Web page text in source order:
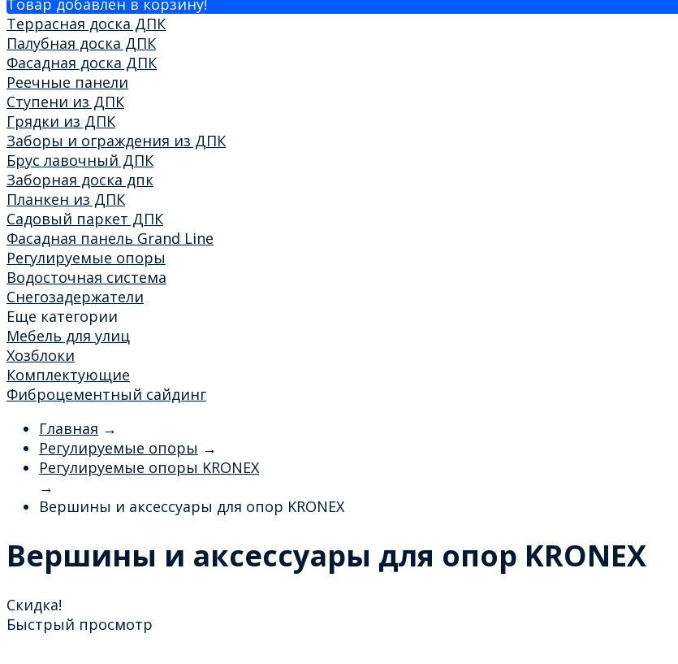
Товар добавлен в корзину!
Террасная доска ДПК
Палубная доска ДПК
Фасадная доска ДПК
Реечные панели
Ступени из ДПК
Грядки из ДПК
Заборы и ограждения из ДПК
Брус лавочный ДПК
Заборная доска дпк
Планкен из ДПК
Садовый паркет ДПК
Фасадная панель Grand Line
Регулируемые опоры
Водосточная система
Снегозадержатели
Еще категории
Мебель для улиц
Хозблоки
Комплектующие
Фиброцементный сайдинг
Главная →
Регулируемые опоры →
Регулируемые опоры KRONEX
→
Вершины и аксессуары для опор KRONEX
Вершины и аксессуары для опор KRONEX
Скидка!
Быстрый просмотр